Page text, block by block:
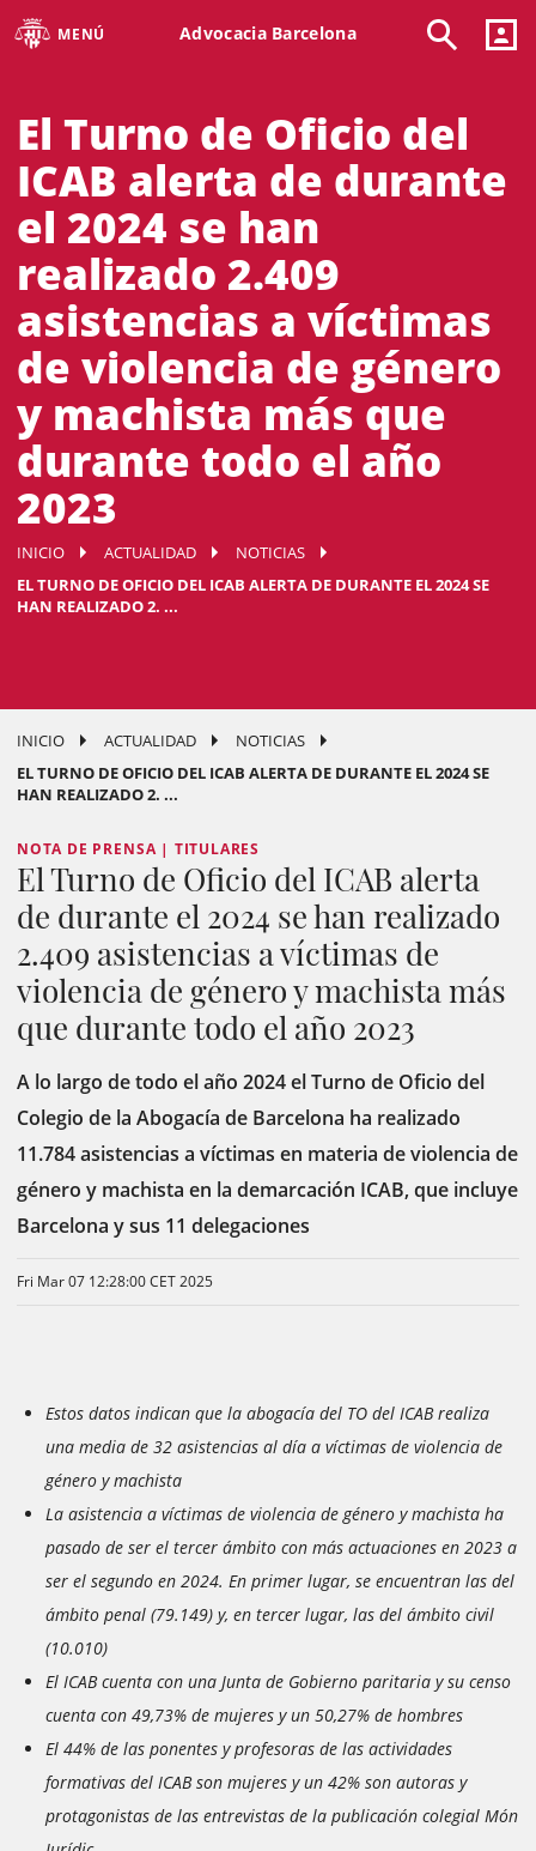
MENÚ Advocacia Barcelona
El Turno de Oficio del
ICAB alerta de durante
el 2024 se han
realizado 2.409
asistencias a víctimas
de violencia de género
y machista más que
durante todo el año
2023
INICIO ACTUALIDAD
NOTICIAS
EL TURNO DE OFICIO DEL ICAB ALERTA DE DURANTE EL 2024 SE
HAN REALIZADO 2. ...
INICIO ACTUALIDAD
NOTICIAS
EL TURNO DE OFICIO DEL ICAB ALERTA DE DURANTE EL 2024 SE
HAN REALIZADO 2. ...
NOTA DE PRENSA | TITULARES
El Turno de Oficio del ICAB alerta
de durante el 2024 se han realizado
2.409 asistencias a víctimas de
violencia de género y machista más
que durante todo el año 2023
A lo largo de todo el año 2024 el Turno de Oficio del
Colegio de la Abogacía de Barcelona ha realizado
11.784 asistencias a víctimas en materia de violencia de
género y machista en la demarcación ICAB, que incluye
Barcelona y sus 11 delegaciones
Fri Mar 07 12:28:00 CET 2025
Estos datos indican que la abogacía del TO del ICAB realiza
una media de 32 asistencias al día a víctimas de violencia de
género y machista
La asistencia a víctimas de violencia de género y machista ha
pasado de ser el tercer ámbito con más actuaciones en 2023 a
ser el segundo en 2024. En primer lugar, se encuentran las del
ámbito penal (79.149) y, en tercer lugar, las del ámbito civil
(10.010)
El ICAB cuenta con una Junta de Gobierno paritaria y su censo
cuenta con 49,73% de mujeres y un 50,27% de hombres
El 44% de las ponentes y profesoras de las actividades
formativas del ICAB son mujeres y un 42% son autoras y
protagonistas de las entrevistas de la publicación colegial Món